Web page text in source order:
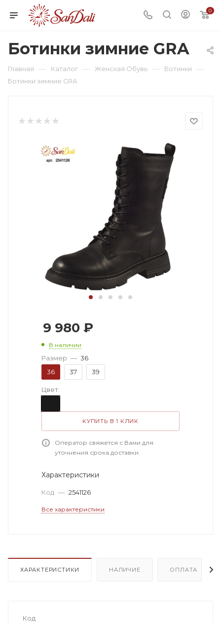
0
Ботинки зимние GRA
Главная — Каталог — Женская Обувь — Ботинки —
Ботинки зимние GRA
9 980 ₽
В наличии
Размер — 36
36
37 39
Цвет:
КУПИТЬ В 1 КЛИК
Оператор свяжется с Вами для
уточнения срока доставки.
Характеристики
Код — 2541126
Все характеристики
ХАРАКТЕРИСТИКИ НАЛИЧИЕ ОПЛАТА
Код